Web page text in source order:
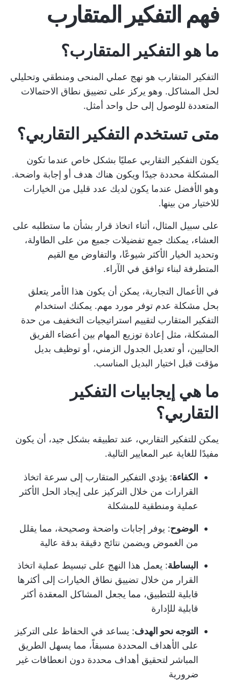
فهم التفكير المتقارب
ما هو التفكير المتقارب؟
التفكير المتقارب هو نهج عملي المنحى ومنطقي وتحليلي
لحل المشاكل. وهو يركز على تضييق نطاق الاحتمالات
المتعددة للوصول إلى حل واحد أمثل.
متى تستخدم التفكير التقاربي؟
يكون التفكير التقاربي عمليًا بشكل خاص عندما تكون
المشكلة محددة جيدًا ويكون هناك هدف أو إجابة واضحة.
وهو الأفضل عندما يكون لديك عدد قليل من الخيارات
للاختيار من بينها.
على سبيل المثال، أثناء اتخاذ قرار بشأن ما ستطلبه على
العشاء، يمكنك جمع تفضيلات جميع من على الطاولة،
وتحديد الخيار الأكثر شيوعًا، والتفاوض مع القيم
المتطرفة لبناء توافق في الآراء.
في الأعمال التجارية، يمكن أن يكون هذا الأمر يتعلق
بحل مشكلة عدم توفر مورد مهم. يمكنك استخدام
التفكير المتقارب لتقييم استراتيجيات التخفيف من حدة
المشكلة، مثل إعادة توزيع المهام بين أعضاء الفريق
الحاليين، أو تعديل الجدول الزمني، أو توظيف بديل
مؤقت قبل اختيار البديل المناسب.
ما هي إيجابيات التفكير
التقاربي؟
يمكن للتفكير التقاربي، عند تطبيقه بشكل جيد، أن يكون
مفيدًا للغاية عبر المعايير التالية.
الكفاءة: يؤدي التفكير المتقارب إلى سرعة اتخاذ
القرارات من خلال التركيز على إيجاد الحل الأكثر
عملية ومنطقية للمشكلة
الوضوح: يوفر إجابات واضحة وصحيحة، مما يقلل
من الغموض ويضمن نتائج دقيقة بدقة عالية
البساطة: يعمل هذا النهج على تبسيط عملية اتخاذ
القرار من خلال تضييق نطاق الخيارات إلى أكثرها
قابلية للتطبيق، مما يجعل المشاكل المعقدة أكثر
قابلية للإدارة
التوجه نحو الهدف: يساعد في الحفاظ على التركيز
على الأهداف المحددة مسبقاً، مما يسهل الطريق
المباشر لتحقيق أهداف محددة دون انعطافات غير
ضرورية